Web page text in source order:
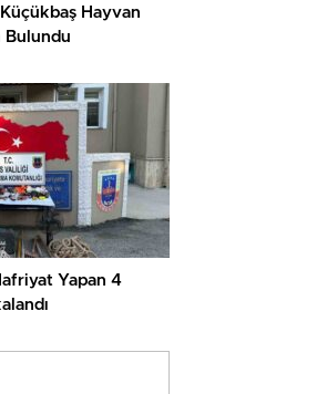
Hayvan
Bulundu
Yapan 4